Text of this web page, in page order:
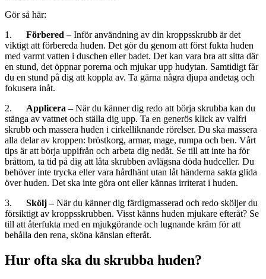
Gör så här:
1. Förbered –Inför användning av din kroppsskrubb är det
viktigt att förbereda huden. Det gör du genom att först fukta huden
med varmt vatten i duschen eller badet. Det kan vara bra att sitta där
en stund, det öppnar porerna och mjukar upp hudytan. Samtidigt får
du en stund på dig att koppla av. Ta gärna några djupa andetag och
fokusera inåt.
2. Applicera –När du känner dig redo att börja skrubba kan du
stänga av vattnet och ställa dig upp. Ta en generös klick av valfri
skrubb och massera huden i cirkelliknande rörelser. Du ska massera
alla delar av kroppen: bröstkorg, armar, mage, rumpa och ben. Vårt
tips är att börja uppifrån och arbeta dig nedåt. Se till att inte ha för
bråttom, ta tid på dig att låta skrubben avlägsna döda hudceller. Du
behöver inte trycka eller vara hårdhänt utan låt händerna sakta glida
över huden. Det ska inte göra ont eller kännas irriterat i huden.
3. Skölj –När du känner dig färdigmasserad och redo sköljer du
försiktigt av kroppsskrubben. Visst känns huden mjukare efteråt? Se
till att återfukta med en mjukgörande och lugnande kräm för att
behålla den rena, sköna känslan efteråt.
Hur ofta ska du skrubba huden?